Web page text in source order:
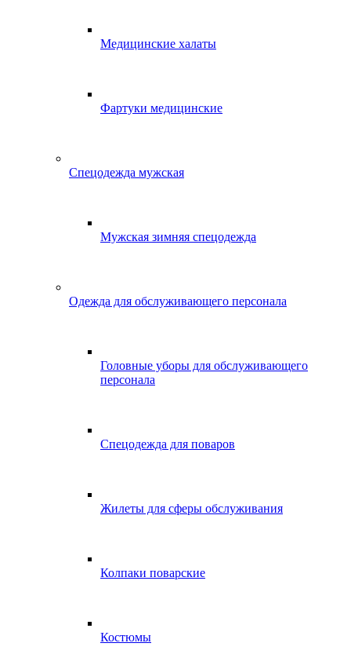
Медицинские халаты
Фартуки медицинские
Спецодежда мужская
Мужская зимняя спецодежда
Одежда для обслуживающего персонала
Головные уборы для обслуживающего
персонала
Спецодежда для поваров
Жилеты для сферы обслуживания
Колпаки поварские
Костюмы